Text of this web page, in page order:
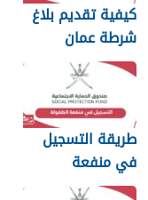
كيفية تقديم بلاغ
شرطة عمان
السلطانية 2026
طريقة التسجيل
في منفعة
الطفولة 2026